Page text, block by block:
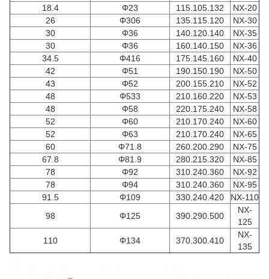
NX-20
115.105.132
Φ23
18.4
NX-30
135.115.120
Φ306
26
NX-35
140.120.140
Φ36
30
NX-36
160.140.150
Φ36
30
NX-40
175.145.160
Φ416
34.5
NX-50
190.150.190
Φ51
42
NX-52
200.155.210
Φ52
43
NX-53
210.160.220
Φ533
48
NX-58
220.175.240
Φ58
48
NX-60
210.170.240
Φ60
52
NX-65
210.170.240
Φ63
52
NX-75
260.200.290
Φ71.8
60
NX-85
280.215.320
Φ81.9
67.8
NX-92
310.240.360
Φ92
78
NX-95
310.240.360
Φ94
78
NX-110
330.240.420
Φ109
91.5
NX-
125
390.290.500
Φ125
98
NX-
135
370.300.410
Φ134
110